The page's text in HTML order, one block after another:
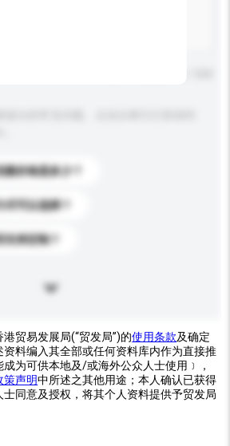
价格是多少？
可以选择？
持定制？
贸易发展局(“贸发局”)的使用条款及确定
料编入其全部或任何资料库内作为直接推
为可供本地及/或海外公众人士使用﹞，
策声明中所述之其他用途；本人确认已获得
同意及授权，将其个人资料提供予贸发局